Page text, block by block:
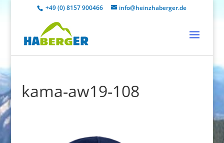
+49 (0) 8157 900466 info@heinzhaberger.de
kama-aw19-108